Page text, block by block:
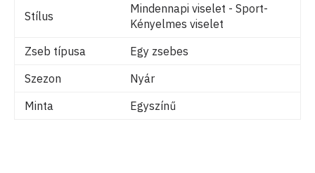
Stílus
Mindennapi viselet - Sport-
Kényelmes viselet
Zseb típusa
Egy zsebes
Szezon
Nyár
Minta
Egyszínű